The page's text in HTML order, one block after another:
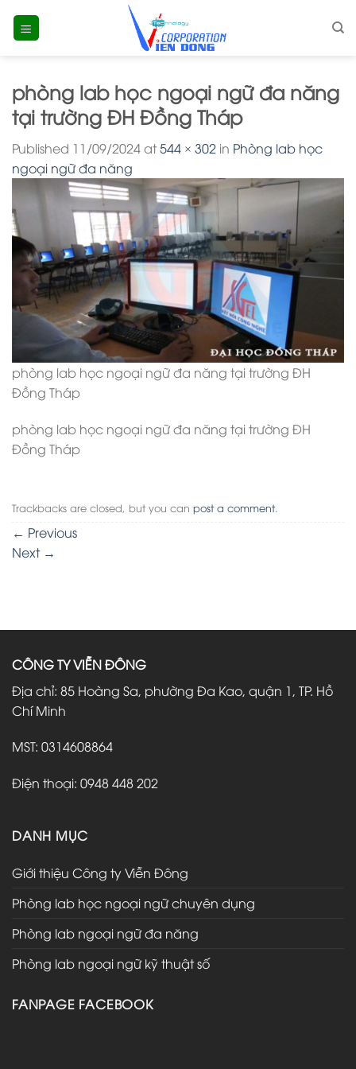
phòng lab học ngoại ngữ đa năng
tại trường ĐH Đồng Tháp
Published 11/09/2024at544 × 302 in Phòng lab học
ngoại ngữ đa năng
phòng lab học ngoại ngữ đa năng tại trường ĐH
Đồng Tháp
phòng lab học ngoại ngữ đa năng tại trường ĐH
Đồng Tháp
Trackbacks are closed, but you can post a comment.
← Previous
Next →
CÔNG TY VIỄN ĐÔNG
Địa chỉ: 85 Hoàng Sa, phường Đa Kao, quận 1, TP. Hồ
Chí Minh
MST: 0314608864
Điện thoại: 0948 448 202
DANH MỤC
Giới thiệu Công ty Viễn Đông
Phòng lab học ngoại ngữ chuyên dụng
Phòng lab ngoại ngữ đa năng
Phòng lab ngoại ngữ kỹ thuật số
FANPAGE FACEBOOK